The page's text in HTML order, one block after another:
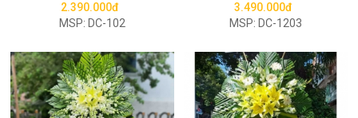
2.390.000đ
MSP: DC-102
3.490.000đ
MSP: DC-1203